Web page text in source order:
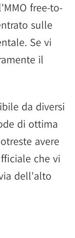
free-to-
sulle
Se vi
il
da diversi
di ottima
avere
che vi
dell'alto